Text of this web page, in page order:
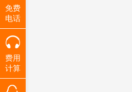
免费
电话
费用
计算